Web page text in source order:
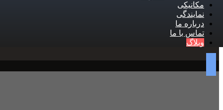
مکانیکی
نمایندگی
درباره ما
تماس با ما
وبلاگ